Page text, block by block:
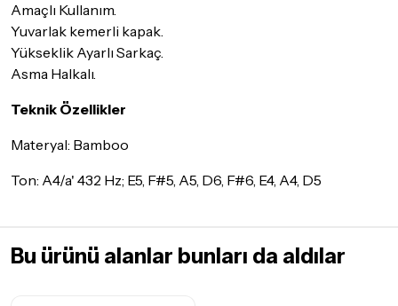
Amaçlı Kullanım.
Yuvarlak kemerli kapak.
Yükseklik Ayarlı Sarkaç.
Asma Halkalı.
Teknik Özellikler
Materyal: Bamboo
Ton: A4/a' 432 Hz; E5, F#5, A5, D6, F#6, E4, A4, D5
Bu ürünü alanlar bunları da aldılar